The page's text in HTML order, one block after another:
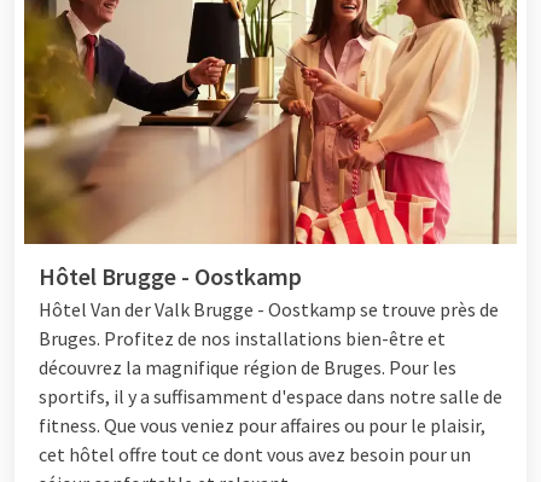
Hôtel Brugge - Oostkamp
Hôtel Van der Valk Brugge - Oostkamp se trouve près de
Bruges. Profitez de nos installations bien-être et
découvrez la magnifique région de Bruges. Pour les
sportifs, il y a suffisamment d'espace dans notre salle de
fitness. Que vous veniez pour affaires ou pour le plaisir,
cet hôtel offre tout ce dont vous avez besoin pour un